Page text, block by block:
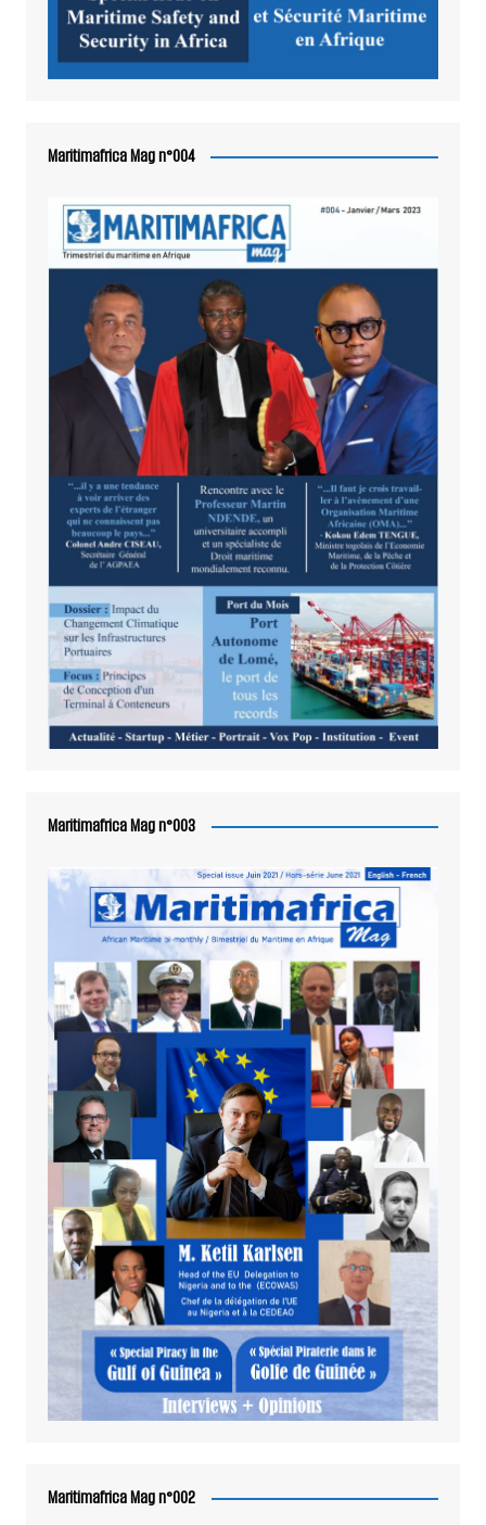
Maritimafrica Mag n°004
Maritimafrica Mag n°003
Maritimafrica Mag n°002